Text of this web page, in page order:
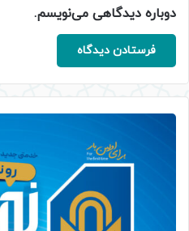
دوباره دیدگاهی می‌نویسم.